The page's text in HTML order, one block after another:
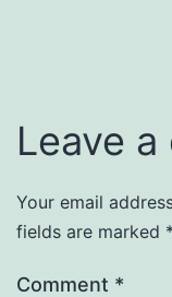
Leave
Your email
fields are marked *
Comment *